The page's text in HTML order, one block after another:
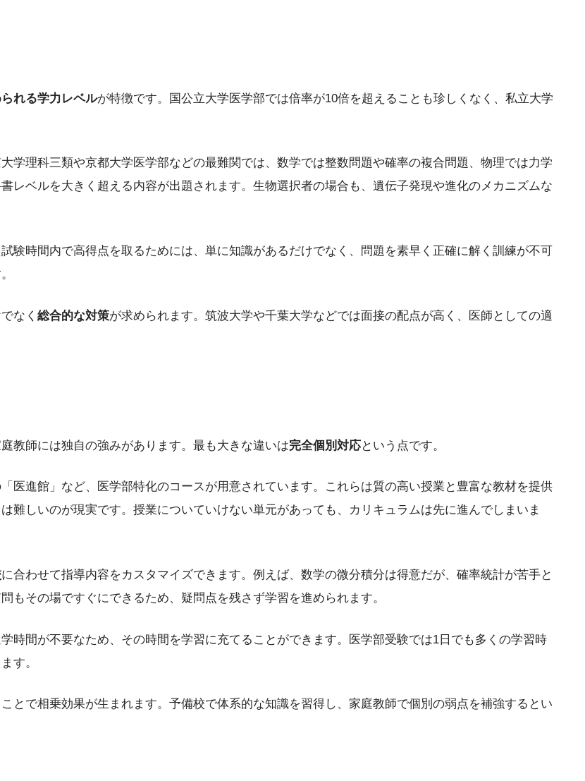
れる学力レベルが特徴です。国公立大学医学部では倍率が10倍を超えることも珍しくなく、私立大学
学理科三類や京都大学医学部などの最難関では、数学では整数問題や確率の複合問題、物理では力学
レベルを大きく超える内容が出題されます。生物選択者の場合も、遺伝子発現や進化のメカニズムな
験時間内で高得点を取るためには、単に知識があるだけでなく、問題を素早く正確に解く訓練が不可
なく 総合的な対策が求められます。筑波大学や千葉大学などでは面接の配点が高く、医師としての適
教師には独自の強みがあります。最も大きな違いは完全個別対応という点です。
医進館」など、医学部特化のコースが用意されています。これらは質の高い授業と豊富な教材を提供
難しいのが現実です。授業についていけない単元があっても、カリキュラムは先に進んでしまいま
に合わせて指導内容をカスタマイズできます。例えば、数学の微分積分は得意だが、確率統計が苦手と
その場ですぐにできるため、疑問点を残さず学習を進められます。
時間が不要なため、その時間を学習に充てることができます。医学部受験では1日でも多くの学習時
す。
とで相乗効果が生まれます。予備校で体系的な知識を習得し、家庭教師で個別の弱点を補強するとい